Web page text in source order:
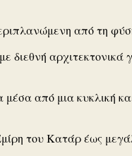
από τη
αρχιτεκτονικά
από μια κυκλική
του Κατάρ έως